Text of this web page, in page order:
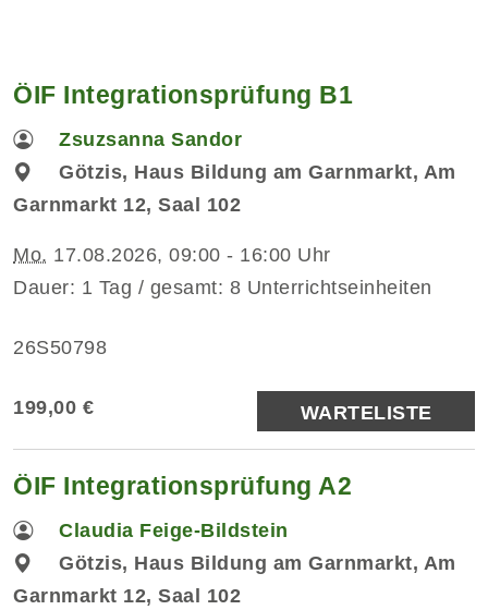
ÖIF Integrationsprüfung B1
Zsuzsanna Sandor
Götzis, Haus Bildung am Garnmarkt, Am
Garnmarkt 12, Saal 102
Mo. 17.08.2026, 09:00 - 16:00 Uhr
Dauer: 1 Tag / gesamt: 8 Unterrichtseinheiten
26S50798
199,00 € WARTELISTE
ÖIF Integrationsprüfung A2
Claudia Feige-Bildstein
Götzis, Haus Bildung am Garnmarkt, Am
Garnmarkt 12, Saal 102